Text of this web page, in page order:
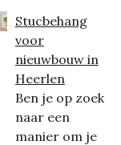
Stucbehang
voor
nieuwbouw in
Heerlen
Ben je op zoek
naar een
manier om je